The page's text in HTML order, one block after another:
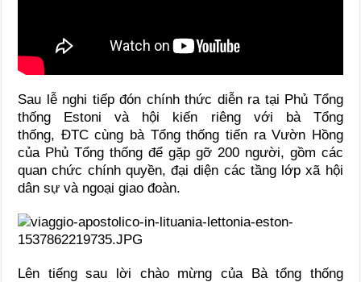
Sau lễ nghi tiếp đón chính thức diễn ra tại Phủ Tổng
thống Estoni và hội kiến riêng với bà Tổng
thống, ĐTC cùng bà Tổng thống tiến ra Vườn Hồng
của Phủ Tổng thống để gặp gỡ 200 người, gồm các
quan chức chính quyền, đại diện các tầng lớp xã hội
dân sự và ngoại giao đoàn.
Lên tiếng sau lời chào mừng của Bà tổng thống